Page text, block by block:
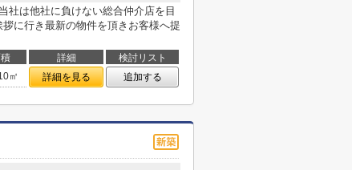
社は他社に負けない総合仲介店を目
に行き最新の物件を頂きお客様へ提
詳細
検討リスト
㎡ 詳細を見る 追加する